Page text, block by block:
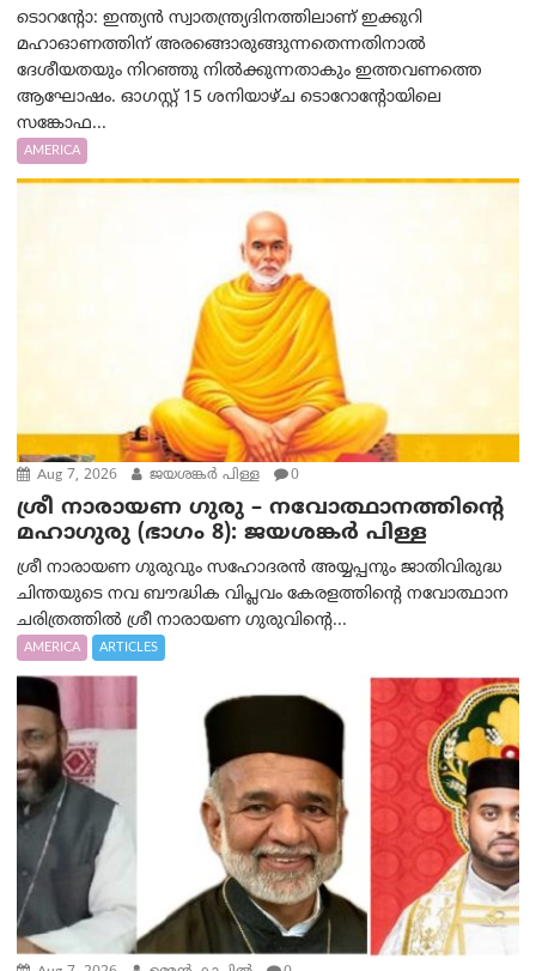
ടൊറന്റോ: ഇന്ത്യൻ സ്വാതന്ത്ര്യദിനത്തിലാണ് ഇക്കുറി
മഹാഓണത്തിന് അരങ്ങൊരുങ്ങുന്നതെന്നതിനാൽ
ദേശീയതയും നിറഞ്ഞു നിൽക്കുന്നതാകും ഇത്തവണത്തെ
ആഘോഷം. ഓഗസ്റ്റ് 15 ശനിയാഴ്ച ടൊറോന്റോയിലെ
സങ്കോഫ...
AMERICA
Aug 7, 2026 ജയശങ്കര്‍ പിള്ള 0
ശ്രീ നാരായണ ഗുരു – നവോത്ഥാനത്തിന്റെ
മഹാഗുരു (ഭാഗം 8): ജയശങ്കര്‍ പിള്ള
ശ്രീ നാരായണ ഗുരുവും സഹോദരൻ അയ്യപ്പനും ജാതിവിരുദ്ധ
ചിന്തയുടെ നവ ബൗദ്ധിക വിപ്ലവം കേരളത്തിന്റെ നവോത്ഥാന
ചരിത്രത്തിൽ ശ്രീ നാരായണ ഗുരുവിന്റെ...
AMERICA ARTICLES